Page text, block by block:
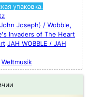
упаковка.
Joseph) / Wobble,
Invaders of The Heart
JAH WOBBLE / JAH
Weltmusik